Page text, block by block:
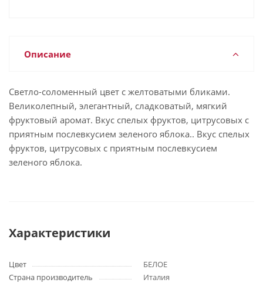
Описание
Светло-соломенный цвет с желтоватыми бликами.
Великолепный, элегантный, сладковатый, мягкий
фруктовый аромат. Вкус спелых фруктов, цитрусовых с
приятным послевкусием зеленого яблока.. Вкус спелых
фруктов, цитрусовых с приятным послевкусием
зеленого яблока.
Характеристики
Цвет
БЕЛОЕ
Страна производитель
Италия